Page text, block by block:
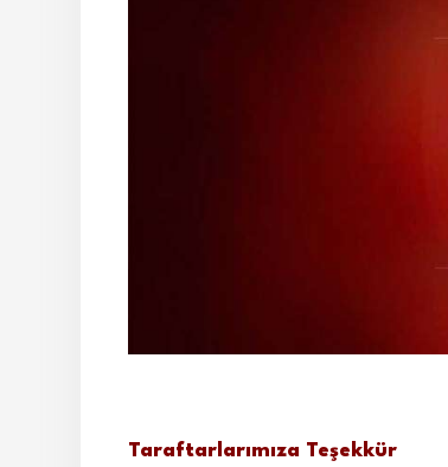
Taraftarlarımıza Teşekkür